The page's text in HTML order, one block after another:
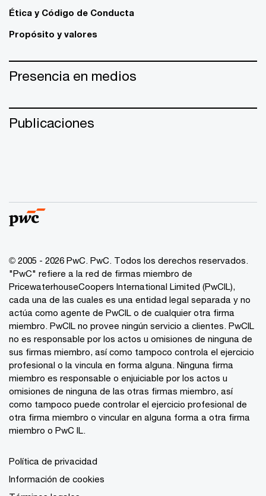
Ética y Código de Conducta
Propósito y valores
Presencia en medios
Publicaciones
© 2005 - 2026 PwC. PwC. Todos los derechos reservados.
"PwC" refiere a la red de firmas miembro de
PricewaterhouseCoopers International Limited (PwCIL),
cada una de las cuales es una entidad legal separada y no
actúa como agente de PwCIL o de cualquier otra firma
miembro. PwCIL no provee ningún servicio a clientes. PwCIL
no es responsable por los actos u omisiones de ninguna de
sus firmas miembro, así como tampoco controla el ejercicio
profesional o la vincula en forma alguna. Ninguna firma
miembro es responsable o enjuiciable por los actos u
omisiones de ninguna de las otras firmas miembro, así
como tampoco puede controlar el ejercicio profesional de
otra firma miembro o vincular en alguna forma a otra firma
miembro o PwC IL.
Política de privacidad
Información de cookies